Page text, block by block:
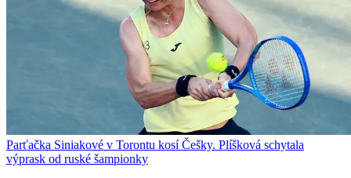
Parťačka Siniakové v Torontu kosí Češky. Plíšková schytala
výprask od ruské šampionky